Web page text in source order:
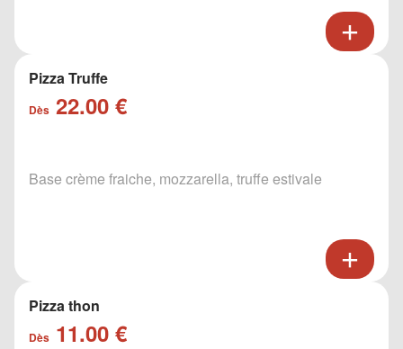
Pizza Truffe
Dès 22.00 €
Base crème fraiche, mozzarella, truffe estivale
Pizza thon
Dès 11.00 €